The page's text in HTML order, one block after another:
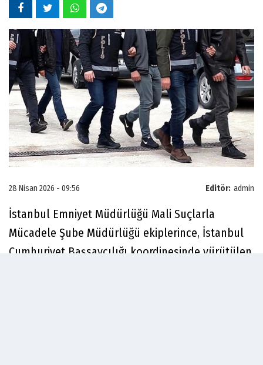
Editör: admin
28 Nisan 2026 - 09:56
İstanbul Emniyet Müdürlüğü Mali Suçlarla
Mücadele Şube Müdürlüğü ekiplerince, İstanbul
Cumhuriyet Başsavcılığı koordinesinde yürütülen